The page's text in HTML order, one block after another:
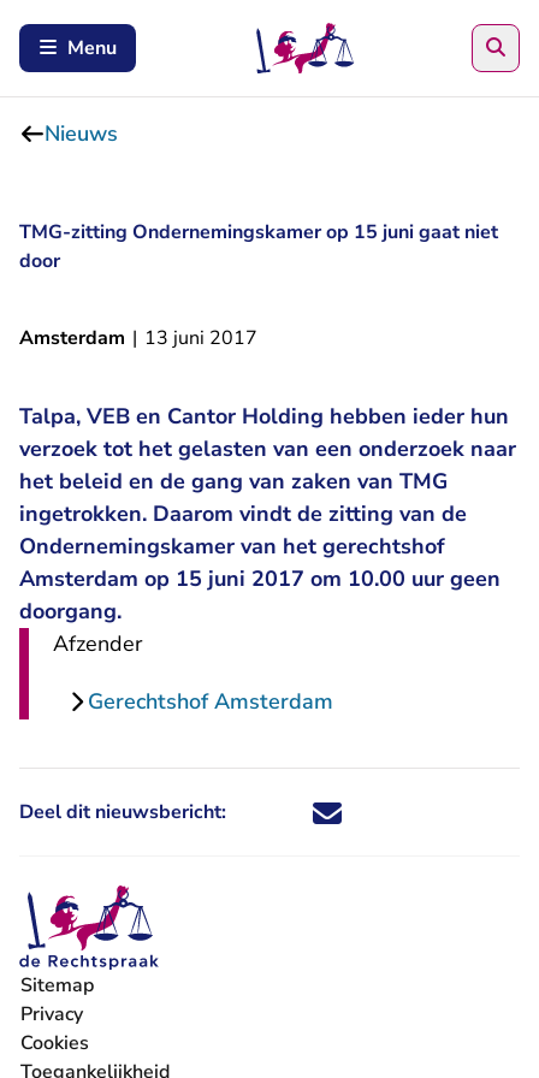
Menu
Nieuws
TMG-zitting Ondernemingskamer op 15 juni gaat niet
door
Amsterdam | 13 juni 2017
Talpa, VEB en Cantor Holding hebben ieder hun
verzoek tot het gelasten van een onderzoek naar
het beleid en de gang van zaken van TMG
ingetrokken. Daarom vindt de zitting van de
Ondernemingskamer van het gerechtshof
Amsterdam op 15 juni 2017 om 10.00 uur geen
doorgang.
Afzender
Gerechtshof Amsterdam
Deel dit nieuwsbericht: Deel dit nieuwsbericht via X -
Deel dit nieuwsbericht via
Deel dit nieuwsbericht
Deel dit
Sitemap
Privacy
Cookies
Toegankelijkheid